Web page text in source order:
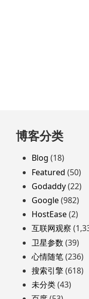
跳
至
页
脚
博客分类
Blog (18)
Featured (50)
Godaddy(22)
Google(982)
HostEase(2)
互联网观察
卫星参数 (39)
心情随笔(236)
搜索引擎(618)
未分类(43)